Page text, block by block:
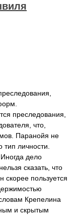
преследования,
что,
Паранойя не
личности.
дело
сказать, что
скорее пользуется
Крепелина
и скрытым